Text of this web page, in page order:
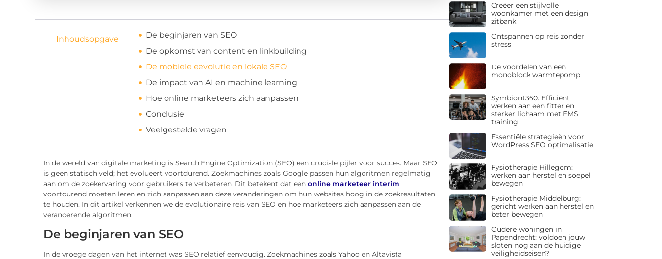
Inhoudsopgave
De beginjaren van SEO
De opkomst van content en linkbuilding
De mobiele eevolutie en lokale SEO
De impact van AI en machine learning
Hoe online marketeers zich aanpassen
Conclusie
Veelgestelde vragen
In de wereld van digitale marketing is Search Engine Optimization (SEO) een cruciale pijler voor succes. Maar SEO
is geen statisch veld; het evolueert voortdurend. Zoekmachines zoals Google passen hun algoritmen regelmatig
aan om de zoekervaring voor gebruikers te verbeteren. Dit betekent dat een online marketeer interim
voortdurend moeten leren en zich aanpassen aan deze veranderingen om hun websites hoog in de zoekresultaten
te houden. In dit artikel verkennen we de evolutionaire reis van SEO en hoe marketeers zich aanpassen aan de
veranderende algoritmen.
De beginjaren van SEO
In de vroege dagen van het internet was SEO relatief eenvoudig. Zoekmachines zoals Yahoo en Altavista
Creëer een stijlvolle
woonkamer met een design
zitbank
Ontspannen op reis zonder
stress
De voordelen van een
monoblock warmtepomp
Symbiont360: Efficiënt
werken aan een fitter en
sterker lichaam met EMS
training
Essentiële strategieën voor
WordPress SEO optimalisatie
Fysiotherapie Hillegom:
werken aan herstel en soepel
bewegen
Fysiotherapie Middelburg:
gericht werken aan herstel en
beter bewegen
Oudere woningen in
Papendrecht: voldoen jouw
sloten nog aan de huidige
veiligheidseisen?